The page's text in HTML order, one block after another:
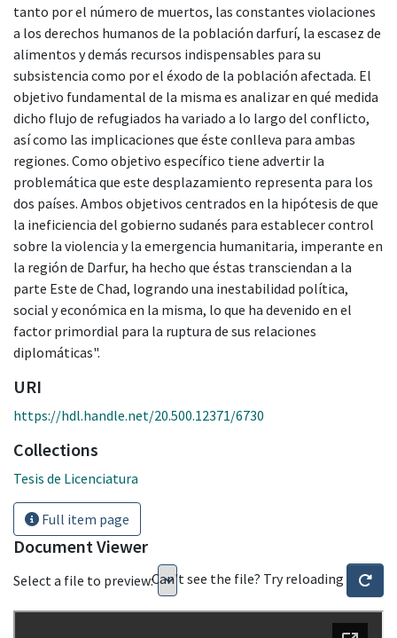
tanto por el número de muertos, las constantes violaciones
a los derechos humanos de la población darfurí, la escasez de
alimentos y demás recursos indispensables para su
subsistencia como por el éxodo de la población afectada. El
objetivo fundamental de la misma es analizar en qué medida
dicho flujo de refugiados ha variado a lo largo del conflicto,
así como las implicaciones que éste conlleva para ambas
regiones. Como objetivo específico tiene advertir la
problemática que este desplazamiento representa para los
dos países. Ambos objetivos centrados en la hipótesis de que
la ineficiencia del gobierno sudanés para establecer control
sobre la violencia y la emergencia humanitaria, imperante en
la región de Darfur, ha hecho que éstas transciendan a la
parte Este de Chad, logrando una inestabilidad política,
social y económica en la misma, lo que ha devenido en el
factor primordial para la ruptura de sus relaciones
diplomáticas".
URI
https://hdl.handle.net/20.500.12371/6730
Collections
Tesis de Licenciatura
Full item page
Document Viewer
Select a file to preview:Can't see the file? Try reloading